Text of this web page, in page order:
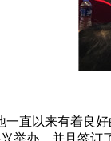
一直以来有着良
举办，并且签